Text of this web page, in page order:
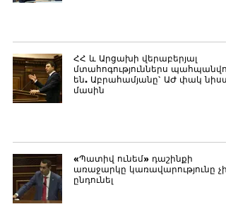
ՀՀ և Արցախի վերաբերյալ
մտահոգություններս
են. Աբրահամյանը` ԱԺ փակ
մասին
«Պատիվ ունեմ» դաշինքի
առաջարկը կառավարությունը չի
ընդունել